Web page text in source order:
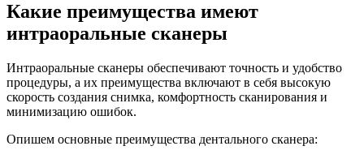
Какие преимущества имеют
интраоральные сканеры
Интраоральные сканеры обеспечивают точность и удобство
процедуры, а их преимущества включают в себя высокую
скорость создания снимка, комфортность сканирования и
минимизацию ошибок.
Опишем основные преимущества дентального сканера: